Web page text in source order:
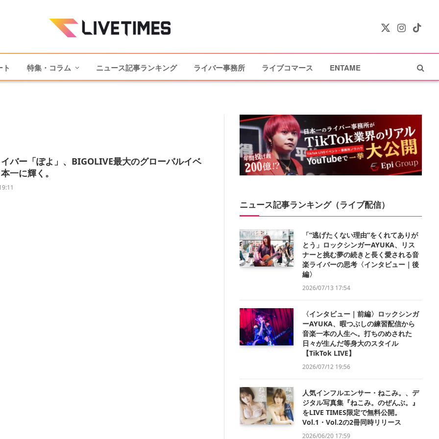
X
Instagram
TikTok
特集・コラム ニュース記事ランキング ライバー事務所 ライブコマース ENTAME
バー「ぽよ」、BIGOLIVE最大のグローバルイベ
一に輝く。
ニュース記事ランキング（ライブ配信）
「“逃げたくない理由”をくれてありが
とう」ロックシンガーAYUKA、リス
ナーと挑む夢の続きと長く愛される音
楽ライバーの思考〈インタビュー｜後
編〉
2026/07/13 17:54
〈インタビュー｜前編〉ロックシンガ
ーAYUKA、暇つぶしの練習配信から
音楽一本の人生へ。打ちのめされた
日々が生んだ等身大のスタイル
【TikTok LIVE】
2026/07/12 19:56
人気インフルエンサー・ねこみ。、デ
ジタル写真集『ねこみ。のぜんぶ。』
をLIVE TIMES限定で無料公開。
Vol.1・Vol.2の2冊同時リリース
2026/06/20 17:59